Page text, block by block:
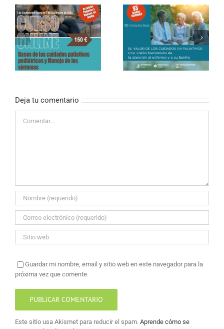
CURSO ONLINE DE
PALIATIVOS SIN
FRONTERAS «EL
VALOR DE LOS
CUIDADOS EN
PALIATIVOS»
CURSO ONLINE (SEMI-
PRESENCIAL) – El valor
de los cuidados en
paliativos
Deja tu comentario
Guardar mi nombre, email y sitio web en este navegador para la
próxima vez que comente.
Este sitio usa Akismet para reducir el spam. Aprende cómo se